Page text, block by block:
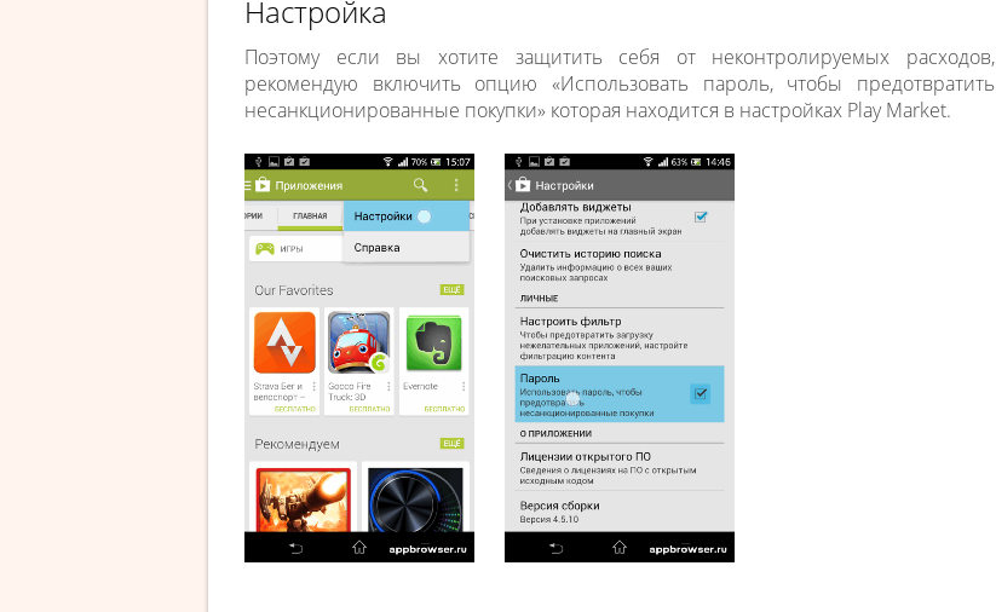
Настройка
Поэтому если вы хотите защитить себя от неконтролируемых расходов,
рекомендую включить опцию «Использовать пароль, чтобы предотвратить
несанкционированные покупки» которая находится в настройках Play Market.